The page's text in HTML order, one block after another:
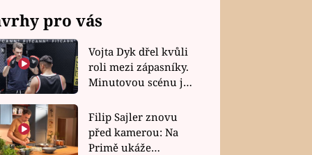
pro vás
Vojta Dyk dřel kvůli
roli mezi zápasníky.
Minutovou scénu jel
Filip Sajler znovu
před kamerou: Na
Primě ukáže